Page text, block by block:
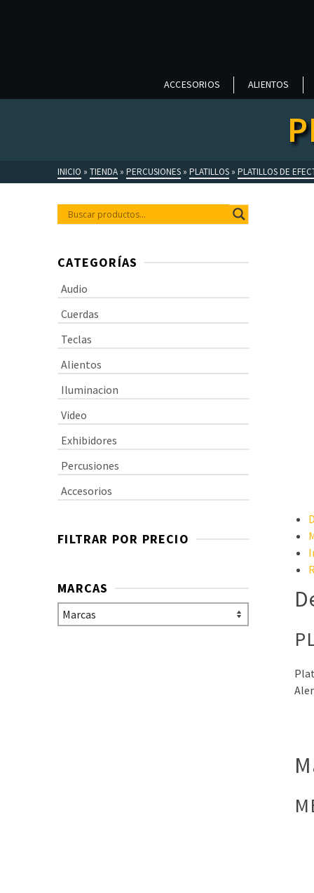
ACCESORIOS ALIENTOS
INICIO » TIENDA » PERCUSIONES » PLATILLOS » PLATILLOS DE
CATEGORÍAS
Audio
Cuerdas
Teclas
Alientos
Iluminacion
Video
Exhibidores
Percusiones
Accesorios
FILTRAR POR PRECIO
MARCAS